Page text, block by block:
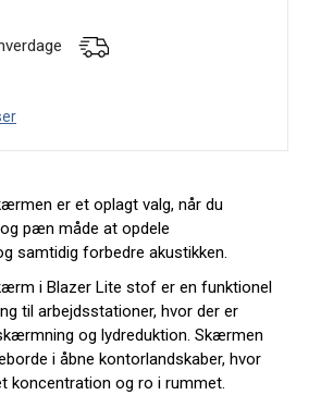
er et oplagt valg, når du
pæn måde at opdele
samtidig forbedre akustikken.
i Blazer Lite stof er en funktionel
til arbejdsstationer, hvor der er
og lydreduktion. Skærmen
i åbne kontorlandskaber, hvor
koncentration og ro i rummet.